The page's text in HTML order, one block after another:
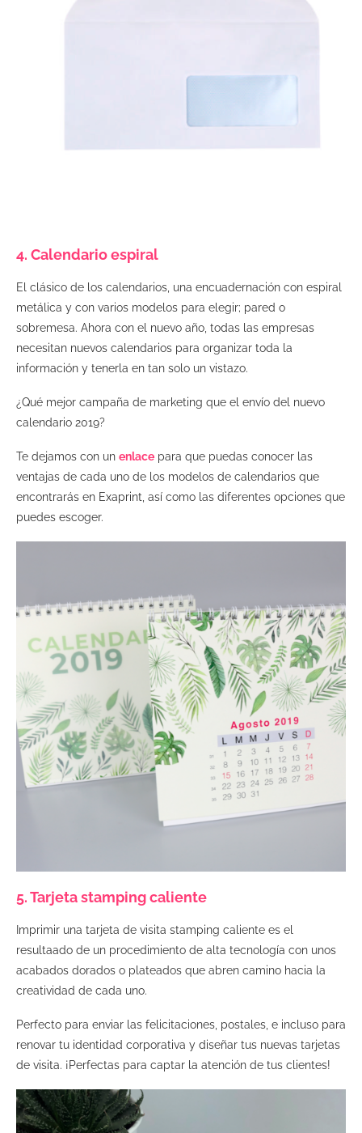
4. Calendario espiral
El clásico de los calendarios, una encuadernación con espiral
metálica y con varios modelos para elegir; pared o
sobremesa. Ahora con el nuevo año, todas las empresas
necesitan nuevos calendarios para organizar toda la
información y tenerla en tan solo un vistazo.
¿Qué mejor campaña de marketing que el envío del nuevo
calendario 2019?
Te dejamos con un enlace para que puedas conocer las
ventajas de cada uno de los modelos de calendarios que
encontrarás en Exaprint, así como las diferentes opciones que
puedes escoger.
5. Tarjeta stamping caliente
Imprimir una tarjeta de visita stamping caliente es el
resultaado de un procedimiento de alta tecnología con unos
acabados dorados o plateados que abren camino hacia la
creatividad de cada uno.
Perfecto para enviar las felicitaciones, postales, e incluso para
renovar tu identidad corporativa y diseñar tus nuevas tarjetas
de visita. ¡Perfectas para captar la atención de tus clientes!